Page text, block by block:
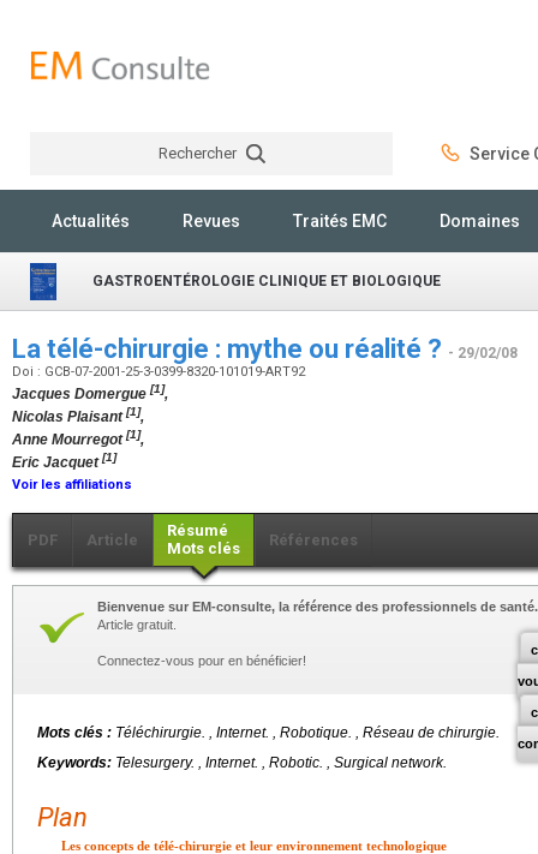
Rechercher Service
Actualités Revues Traités EMC Domaines
GASTROENTÉROLOGIE CLINIQUE ET BIOLOGIQUE
La télé-chirurgie : mythe ou réalité ? - 29/02/08
Doi : GCB-07-2001-25-3-0399-8320-101019-ART92
Jacques Domergue [1],
Nicolas Plaisant[1],
Anne Mourregot[1],
Eric Jacquet[1]
Voir les affiliations
PDF Article
Résumé
Mots clés
Références
Bienvenue sur EM-consulte, la référence des professionnels de santé.
Article gratuit.
Connectez-vous pour en bénéficier!
Mots clés : Téléchirurgie. , Internet. , Robotique. , Réseau de chirurgie.
Keywords: Telesurgery. , Internet. , Robotic. , Surgical network.
Plan
Les concepts de télé-chirurgie et leur environnement technologique